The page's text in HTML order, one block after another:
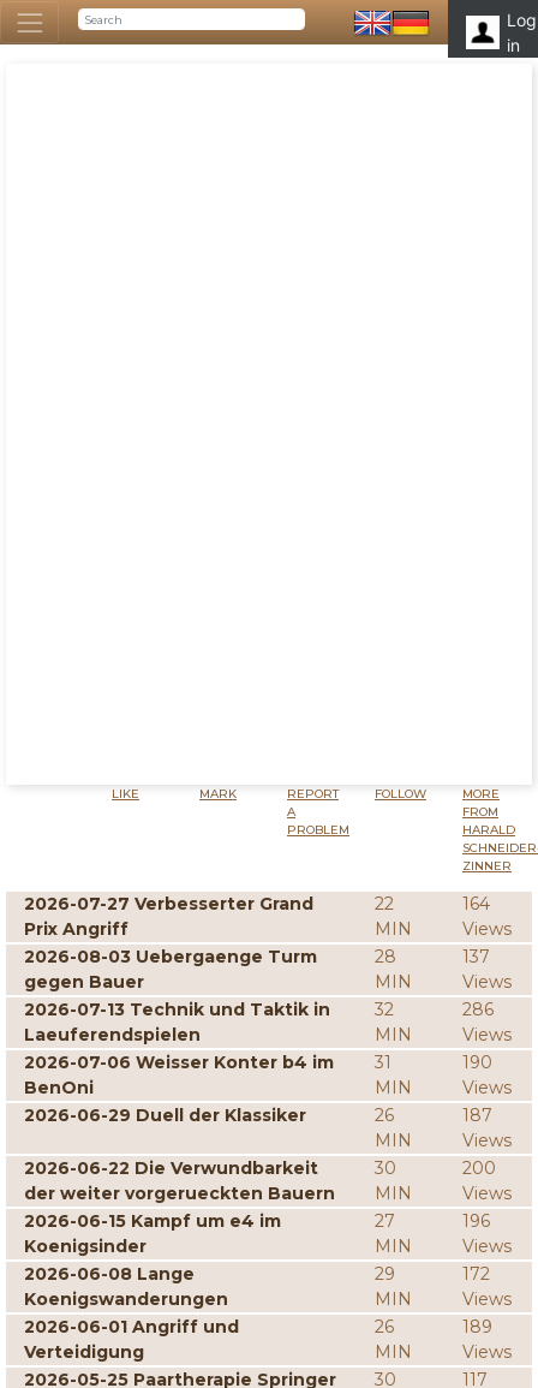
Log
in
LIKE MARK
REPORT
A
PROBLEM
FOLLOW
MORE
FROM
HARALD
ZINNER
2026-07-27 Verbesserter Grand
Prix Angriff
22
MIN
164
Views
2026-08-03 Uebergaenge Turm
gegen Bauer
28
MIN
137
Views
2026-07-13 Technik und Taktik in
Laeuferendspielen
32
MIN
286
Views
2026-07-06 Weisser Konter b4 im
BenOni
31
MIN
190
Views
2026-06-29 Duell der Klassiker
26
MIN
187
Views
2026-06-22 Die Verwundbarkeit
der weiter vorgerueckten Bauern
30
MIN
200
Views
2026-06-15 Kampf um e4 im
Koenigsinder
27
MIN
196
Views
2026-06-08 Lange
Koenigswanderungen
29
MIN
172
Views
2026-06-01 Angriff und
Verteidigung
26
MIN
189
Views
2026-05-25 Paartherapie Springer
30
117